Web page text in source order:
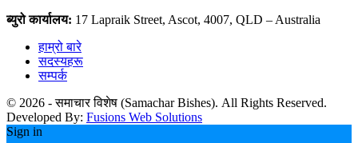
ब्युरो कार्यालय: 17 Lapraik Street, Ascot, 4007, QLD – Australia
हाम्रो बारे
सदस्यहरू
सम्पर्क
© 2026 - समाचार विशेष (Samachar Bishes). All Rights Reserved.
Developed By: Fusions Web Solutions
Sign in